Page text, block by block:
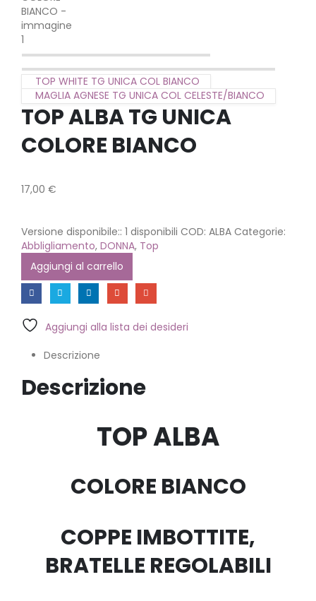
TOP WHITE TG UNICA COL BIANCO
MAGLIA AGNESE TG UNICA COL CELESTE/BIANCO
TOP ALBA TG UNICA
COLORE BIANCO
17,00 €
Versione disponibile:: 1 disponibili COD: ALBA Categorie:
Abbligliamento, DONNA, Top
Aggiungi al carrello
Aggiungi alla lista dei desideri
Descrizione
Descrizione
TOP ALBA
COLORE BIANCO
COPPE IMBOTTITE,
BRATELLE REGOLABILI